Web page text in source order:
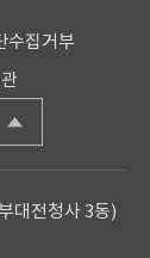
수집거부
대전청사 3동)